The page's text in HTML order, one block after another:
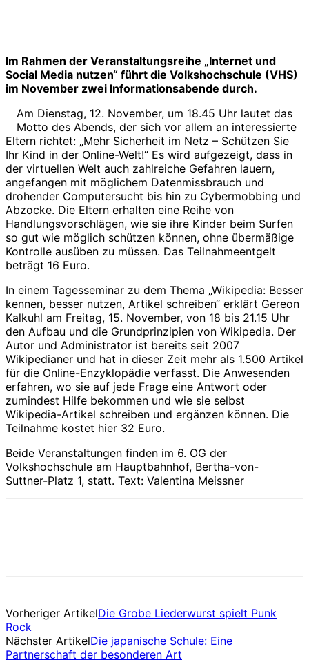
Im Rahmen der Veranstaltungsreihe „Internet und
Social Media nutzen“ führt die Volkshochschule (VHS)
im November zwei Informationsabende durch.
Am Dienstag, 12. November, um 18.45 Uhr lautet das
Motto des Abends, der sich vor allem an interessierte
Eltern richtet: „Mehr Sicherheit im Netz – Schützen Sie
Ihr Kind in der Online-Welt!“ Es wird aufgezeigt, dass in
der virtuellen Welt auch zahlreiche Gefahren lauern,
angefangen mit möglichem Datenmissbrauch und
drohender Computersucht bis hin zu Cybermobbing und
Abzocke. Die Eltern erhalten eine Reihe von
Handlungsvorschlägen, wie sie ihre Kinder beim Surfen
so gut wie möglich schützen können, ohne übermäßige
Kontrolle ausüben zu müssen. Das Teilnahmeentgelt
beträgt 16 Euro.
In einem Tagesseminar zu dem Thema „Wikipedia: Besser
kennen, besser nutzen, Artikel schreiben“ erklärt Gereon
Kalkuhl am Freitag, 15. November, von 18 bis 21.15 Uhr
den Aufbau und die Grundprinzipien von Wikipedia. Der
Autor und Administrator ist bereits seit 2007
Wikipedianer und hat in dieser Zeit mehr als 1.500 Artikel
für die Online-Enzyklopädie verfasst. Die Anwesenden
erfahren, wo sie auf jede Frage eine Antwort oder
zumindest Hilfe bekommen und wie sie selbst
Wikipedia-Artikel schreiben und ergänzen können. Die
Teilnahme kostet hier 32 Euro.
Beide Veranstaltungen finden im 6. OG der
Volkshochschule am Hauptbahnhof, Bertha-von-
Suttner-Platz 1, statt. Text: Valentina Meissner
Vorheriger ArtikelDie Grobe Liederwurst spielt Punk
Rock
Nächster ArtikelDie japanische Schule: Eine
Partnerschaft der besonderen Art